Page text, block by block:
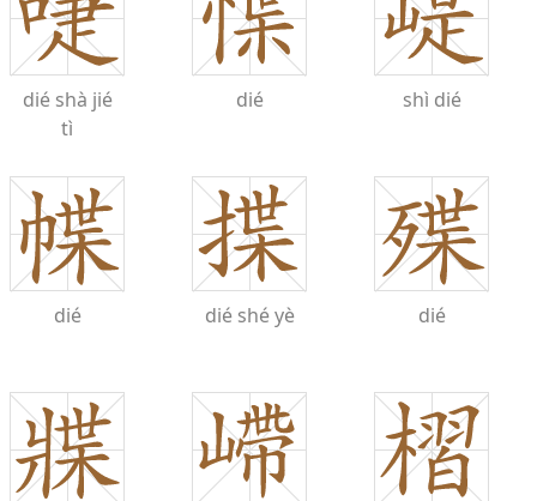
dié shà jié
tì
dié shì dié
dié dié shé yè dié